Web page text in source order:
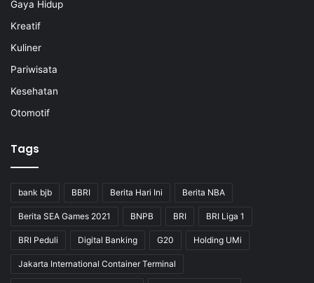
Gaya Hidup
Kreatif
Kuliner
Pariwisata
Kesehatan
Otomotif
Tags
bank bjb BBRI Berita Hari Ini Berita NBA
Berita SEA Games 2021 BNPB BRI BRI Liga 1
BRI Peduli Digital Banking G20 Holding UMi
Jakarta International Container Terminal